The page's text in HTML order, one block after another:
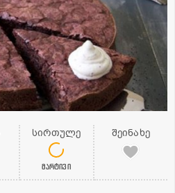
სირთულე
მარტივი
შეინახე